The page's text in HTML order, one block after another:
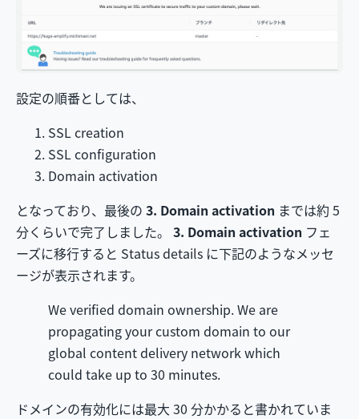
設定の順番としては、
SSL creation
SSL configuration
Domain activation
となっており、最後の 3. Domain activation までは約 5
分くらいで完了しました。 3. Domain activation フェ
ーズに移行すると Status details に下記のようなメッセ
ージが表示されます。
We verified domain ownership. We are
propagating your custom domain to our
global content delivery network which
could take up to 30 minutes.
ドメインの有効化には最大 30 分かかると書かれていま